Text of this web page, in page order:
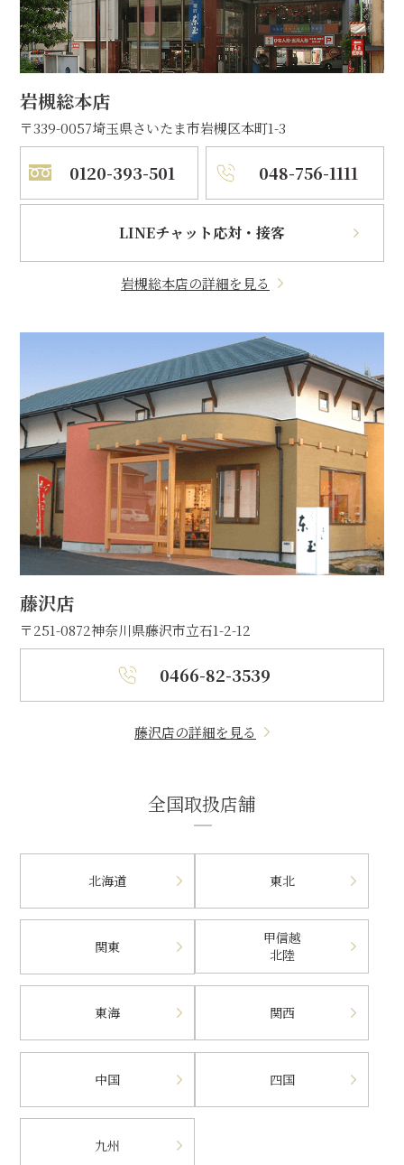
岩槻総本店
〒339-0057埼玉県さいたま市岩槻区本町1-3
0120-393-501 048-756-1111
LINEチャット応対・接客
岩槻総本店の詳細を見る
藤沢店
〒251-0872神奈川県藤沢市立石1-2-12
0466-82-3539
藤沢店の詳細を見る
全国取扱店舗
北海道 東北
関東
甲信越
北陸
東海 関西
中国 四国
九州